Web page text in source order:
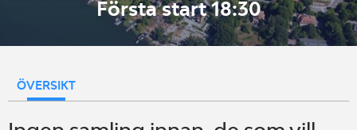
Första start 18:30
ÖVERSIKT